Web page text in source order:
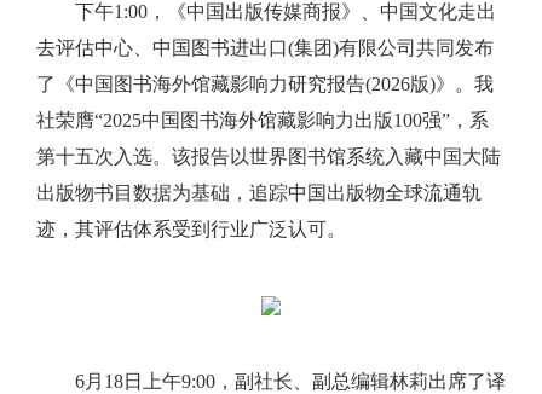
下午1:00，《中国出版传媒商报》、中国文化走出
去评估中心、中国图书进出口(集团)有限公司共同发布
了《中国图书海外馆藏影响力研究报告(2026版)》。我
社荣膺“2025中国图书海外馆藏影响力出版100强”，系
第十五次入选。该报告以世界图书馆系统入藏中国大陆
出版物书目数据为基础，追踪中国出版物全球流通轨
迹，其评估体系受到行业广泛认可。
6月18日上午9:00，副社长、副总编辑林莉出席了译